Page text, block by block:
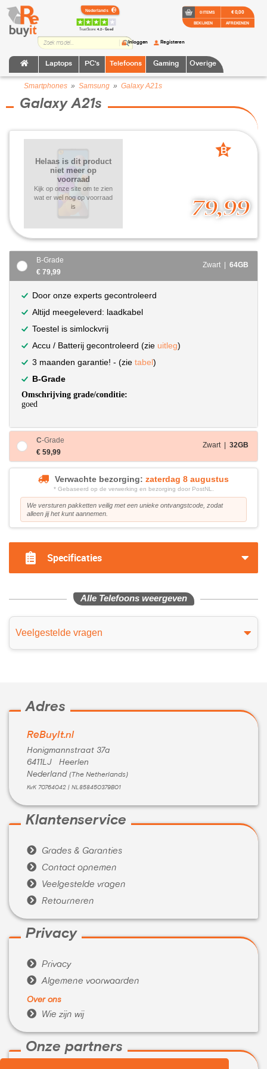
TrustScore:4.2 • Goed
Laptops PC's Telefoons Gaming Overige
Inloggen Registeren
0 ITEMS
BEKIJKEN
€ 0,00
AFREKENEN
Smartphones » Samsung » Galaxy A21s
Galaxy A21s
79,99
Helaas is dit product
niet meer op
voorraad
Kijk op onze site om te zien
wat er wel nog op voorraad
is
B
B-Grade
€ 79,99
Zwart | 64GB
Door onze experts gecontroleerd
Altijd meegeleverd: laadkabel
Toestel is simlockvrij
Accu / Batterij gecontroleerd (zie uitleg)
3 maanden garantie! - (zie tabel)
B-Grade
Omschrijving grade/conditie:
goed
C-Grade
€ 59,99
Zwart | 32GB
Verwachte bezorging: zaterdag 8 augustus
* Gebaseerd op de verwerking en bezorging door PostNL.
We versturen pakketten veilig met een unieke ontvangstcode, zodat
alleen jij het kunt aannemen.
Specificaties
Alle Telefoons weergeven
Veelgestelde vragen
Adres
ReBuyIt.nl
Honigmannstraat 37a
6411LJ Heerlen
Nederland (The Netherlands)
KvK 70764042 | NL858450379B01
Klantenservice
 Grades & Garanties
 Contact opnemen
 Veelgestelde vragen
 Retourneren
Privacy
 Privacy
 Algemene voorwaarden
Over ons
 Wie zijn wij
Onze partners